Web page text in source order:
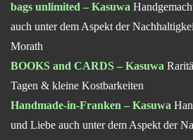
bags unlimited – Kasuwa
auch unter dem Aspekt der
Morath
BOOKS and CARDS – Kasuwa
Tagen & kleine Kostbarkeiten
Handmade-in-Franken – Kasuwa
und Liebe auch unter dem Aspekt der